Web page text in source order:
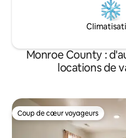
Monroe County :
locations de
Coup de cœur voyageurs
Coup de cœur voyageurs